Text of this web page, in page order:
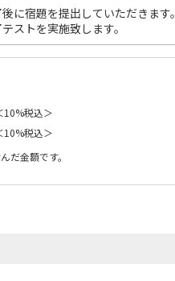
に宿題を提出していただきます。
ストを実施致します。
10%税込＞
10%税込＞
だ金額です。